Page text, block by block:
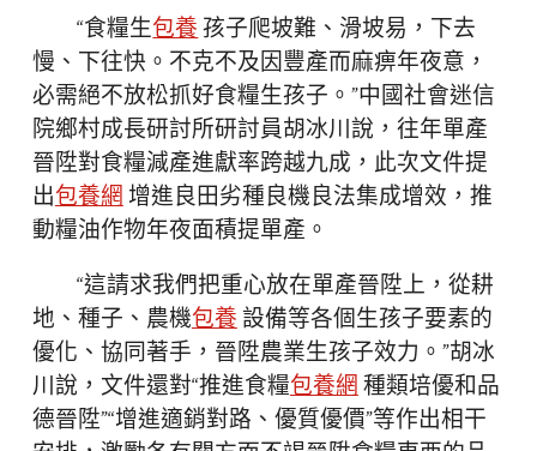
“食糧生包養 孩子爬坡難、滑坡易，下去
慢、下往快。不克不及因豐產而麻痹年夜意，
必需絕不放松抓好食糧生孩子。”中國社會迷信
院鄉村成長研討所研討員胡冰川說，往年單產
晉陞對食糧減產進獻率跨越九成，此次文件提
出包養網 增進良田劣種良機良法集成增效，推
動糧油作物年夜面積提單產。
“這請求我們把重心放在單產晉陞上，從耕
地、種子、農機包養設備等各個生孩子要素的
優化、協同著手，晉陞農業生孩子效力。”胡冰
川說，文件還對“推進食糧包養網種類培優和品
德晉陞”“增進適銷對路、優質優價”等作出相干